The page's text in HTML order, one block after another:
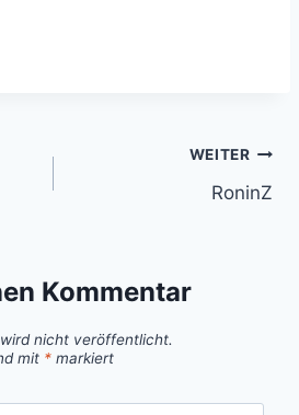
WEITER
RoninZ
Kommentar
nicht veröffentlicht.
mit * markiert